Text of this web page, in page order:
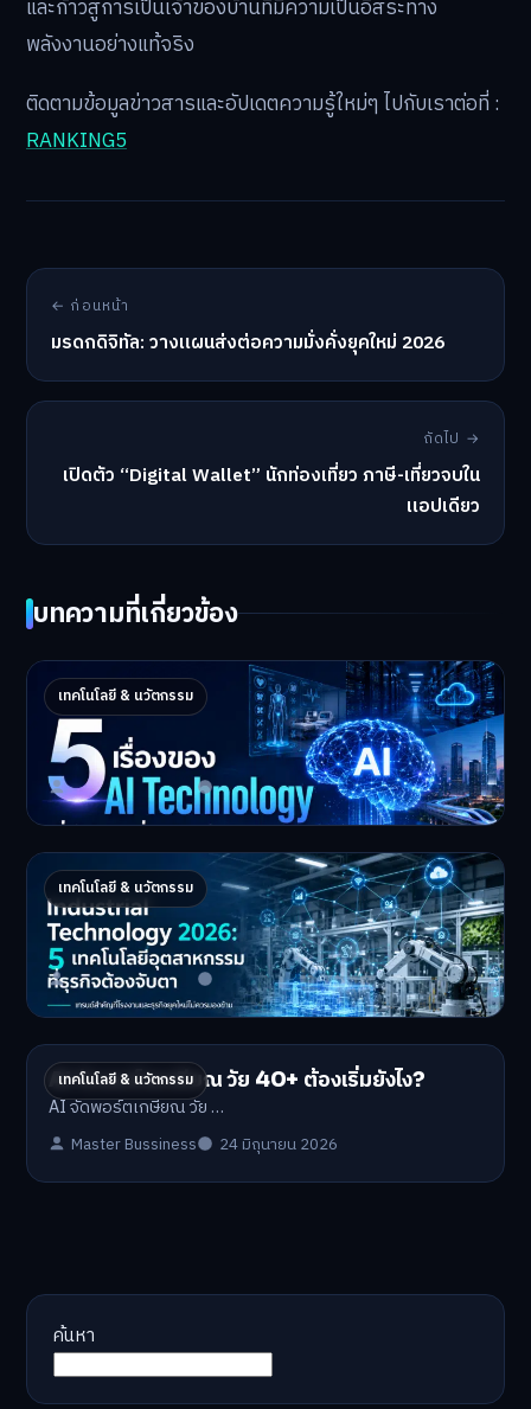
และก้าวสู่การเป็นเจ้าของบ้านที่มีความเป็นอิสระทาง
พลังงานอย่างแท้จริง
ติดตามข้อมูลข่าวสารและอัปเดตความรู้ใหม่ๆ ไปกับเราต่อที่ :
RANKING5
← ก่อนหน้า
มรดกดิจิทัล: วางแผนส่งต่อความมั่งคั่งยุคใหม่ 2026
ถัดไป →
เปิดตัว “Digital Wallet” นักท่องเที่ยว ภาษี-เที่ยวจบใน
แอปเดียว
บทความที่เกี่ยวข้อง
เทคโนโลยี & นวัตกรรม
5 เรื่องของ AI Technology ที่กำลังเปลี่ยนโลก
ในปี 2026
5 AI Technology ที่กำล…
Master Bussiness 2 กรกฎาคม 2026
เทคโนโลยี & นวัตกรรม
Industrial 2026 : 5 เทคโนโลยีอุตสาหกรรมที่
ธุรกิจต้องจับตา
Industrial Technology …
Master Bussiness 1 กรกฎาคม 2026
เทคโนโลยี & นวัตกรรม
AI จัดพอร์ตเกษียณ วัย 40+ ต้องเริ่มยังไง?
AI จัดพอร์ตเกษียณ วัย …
Master Bussiness 24 มิถุนายน 2026
ค้นหา